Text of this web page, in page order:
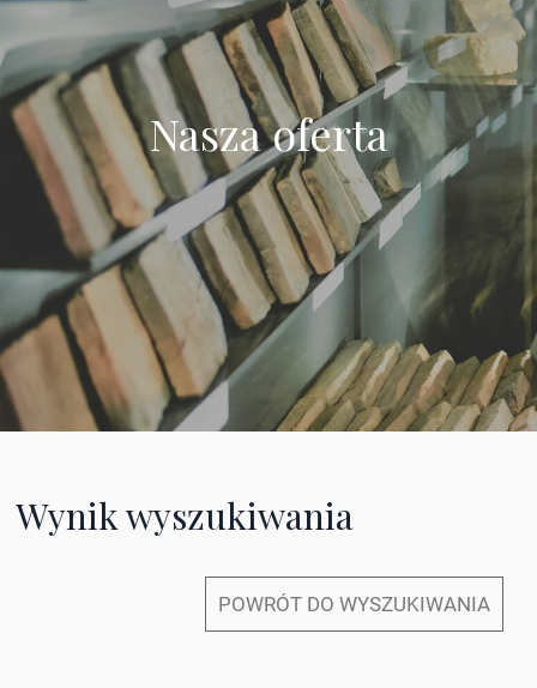
Nasza oferta
Wynik wyszukiwania
POWRÓT DO WYSZUKIWANIA